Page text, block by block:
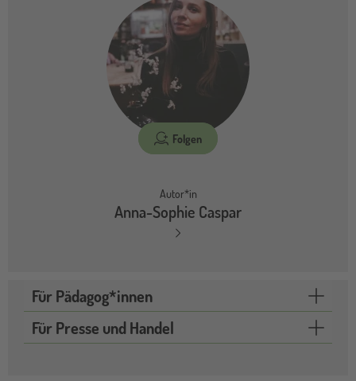
Folgen
Autor*in
Anna-Sophie Caspar
Für Pädagog*innen
Für Presse und Handel